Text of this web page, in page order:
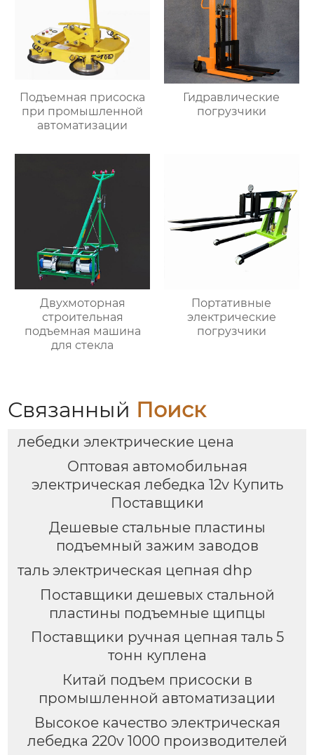
Подъемная присоска
при промышленной
автоматизации
Гидравлические
погрузчики
Двухмоторная
строительная
подъемная машина
для стекла
Портативные
электрические
погрузчики
Связанный Поиск
лебедки электрические цена
Оптовая автомобильная
электрическая лебедка 12v Купить
Поставщики
Дешевые стальные пластины
подъемный зажим заводов
таль электрическая цепная dhp
Поставщики дешевых стальной
пластины подъемные щипцы
Поставщики ручная цепная таль 5
тонн куплена
Китай подъем присоски в
промышленной автоматизации
Высокое качество электрическая
лебедка 220v 1000 производителей